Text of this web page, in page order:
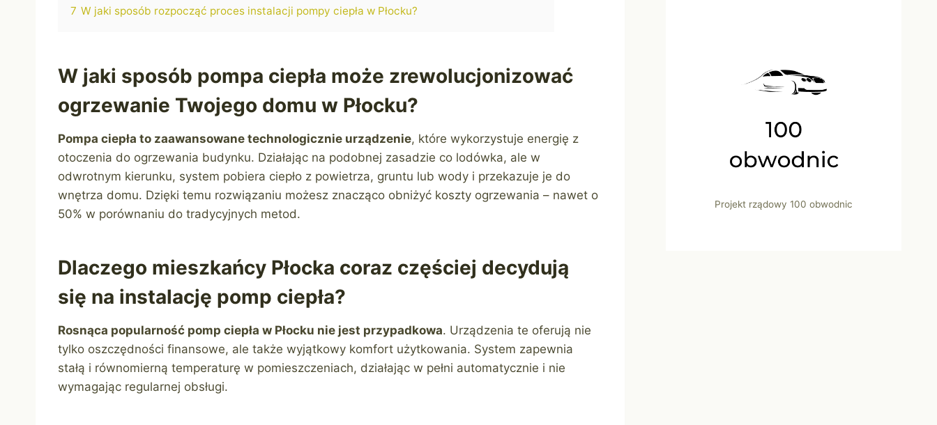
7 W jaki sposób rozpocząć proces instalacji pompy ciepła w Płocku?
W jaki sposób pompa ciepła może zrewolucjonizować
ogrzewanie Twojego domu w Płocku?
Pompa ciepła to zaawansowane technologicznie urządzenie, które wykorzystuje energię z
otoczenia do ogrzewania budynku. Działając na podobnej zasadzie co lodówka, ale w
odwrotnym kierunku, system pobiera ciepło z powietrza, gruntu lub wody i przekazuje je do
wnętrza domu. Dzięki temu rozwiązaniu możesz znacząco obniżyć koszty ogrzewania – nawet o
50% w porównaniu do tradycyjnych metod.
Dlaczego mieszkańcy Płocka coraz częściej decydują
się na instalację pomp ciepła?
Rosnąca popularność pomp ciepła w Płocku nie jest przypadkowa. Urządzenia te oferują nie
tylko oszczędności finansowe, ale także wyjątkowy komfort użytkowania. System zapewnia
stałą i równomierną temperaturę w pomieszczeniach, działając w pełni automatycznie i nie
wymagając regularnej obsługi.
Projekt rządowy 100 obwodnic